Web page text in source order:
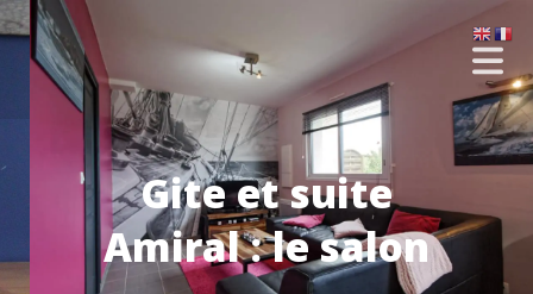
Gite et suite
Amiral : le salon